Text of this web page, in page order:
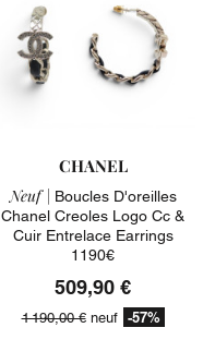
CHANEL
Neuf | Boucles D'oreilles
Chanel Creoles Logo Cc &
Cuir Entrelace Earrings
1190€
509,90 €
1 190,00 €neuf -57%